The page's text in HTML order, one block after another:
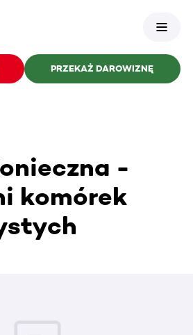
PRZEKAŻ DAROWIZNĘ
-
komórek